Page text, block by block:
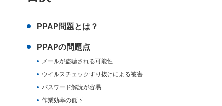
PPAP問題とは？
PPAPの問題点
メールが盗聴される可能性
ウイルスチェックすり抜けによる被害
パスワード解読が容易
作業効率の低下